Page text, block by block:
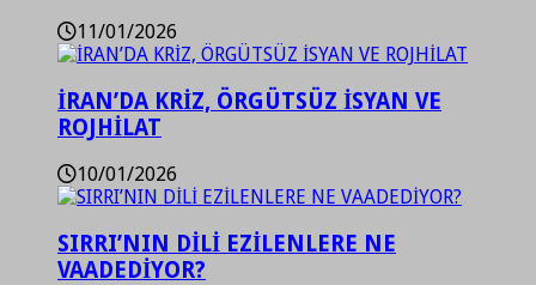
11/01/2026
İRAN’DA KRİZ, ÖRGÜTSÜZ İSYAN VE
ROJHİLAT
10/01/2026
SIRRI’NIN DİLİ EZİLENLERE NE
VAADEDİYOR?